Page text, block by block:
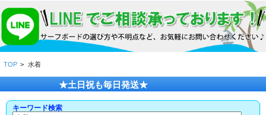
TOP > 水着
★土日祝も毎日発送★
キーワード検索